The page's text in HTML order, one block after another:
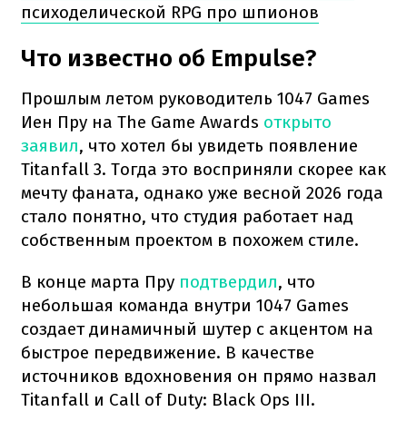
психоделической RPG про шпионов
Что известно об Empulse?
Прошлым летом руководитель 1047 Games
Иен Пру на The Game Awards открыто
заявил, что хотел бы увидеть появление
Titanfall 3. Тогда это восприняли скорее как
мечту фаната, однако уже весной 2026 года
стало понятно, что студия работает над
собственным проектом в похожем стиле.
В конце марта Пру подтвердил, что
небольшая команда внутри 1047 Games
создает динамичный шутер с акцентом на
быстрое передвижение. В качестве
источников вдохновения он прямо назвал
Titanfall и Call of Duty: Black Ops III.